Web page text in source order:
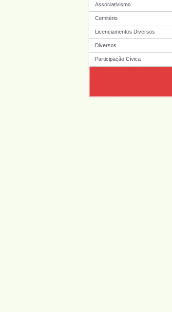
Associativismo
Cemitério
Licenciamentos Diversos
Diversos
Participação Cívica